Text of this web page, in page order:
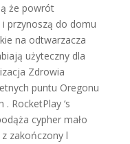
że powrót
przynoszą do domu
na odtwarzacza
użyteczny dla
Zdrowia
puntu Oregonu
RocketPlay ‘s
cypher mało
zakończony l